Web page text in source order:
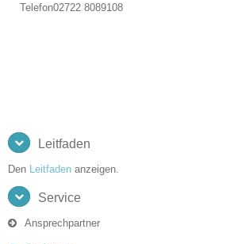
Telefon02722 8089108
Leitfaden
Den Leitfaden anzeigen.
Service
Ansprechpartner